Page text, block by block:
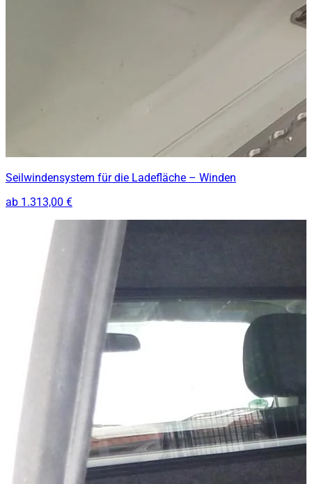
Seilwindensystem für die Ladefläche – Winden
ab 1.313,00 €